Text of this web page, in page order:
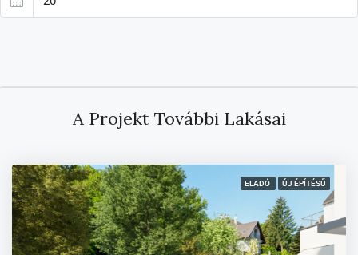
A Projekt További Lakásai
ELADÓ ÚJ ÉPÍTÉSŰ